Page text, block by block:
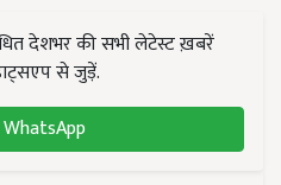
देशभर की सभी लेटेस्ट ख़बरें
से जुड़ें.